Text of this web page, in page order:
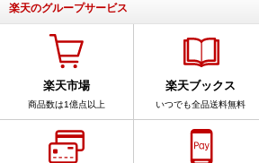
楽天のグループサービス
楽天市場
商品数は1億点以上
楽天ブックス
いつでも全品送料無料